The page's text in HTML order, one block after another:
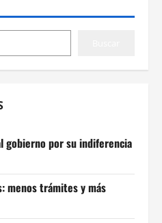
gobierno por su indiferencia
menos trámites y más